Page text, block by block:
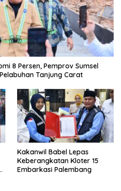
8 Persen, Pemprov Sumsel
Tanjung Carat
Kakanwil Babel Lepas
Keberangkatan Kloter 15
Embarkasi Palembang